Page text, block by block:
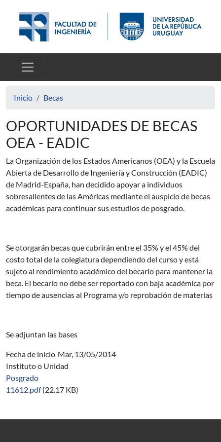
Inicio Becas
OPORTUNIDADES DE BECAS
OEA - EADIC
La Organización de los Estados Americanos (OEA) y la Escuela
Abierta de Desarrollo de Ingeniería y Construcción (EADIC)
de Madrid-España, han decidido apoyar a individuos
sobresalientes de las Américas mediante el auspicio de becas
académicas para continuar sus estudios de posgrado.
Se otorgarán becas que cubrirán entre el 35% y el 45% del
costo total de la colegiatura dependiendo del curso y está
sujeto al rendimiento académico del becario para mantener la
beca. El becario no debe ser reportado con baja académica por
tiempo de ausencias al Programa y/o reprobación de materias
Se adjuntan las bases
Fecha de inicio Mar, 13/05/2014
Instituto o Unidad
Posgrado
11612.pdf (22.17 KB)